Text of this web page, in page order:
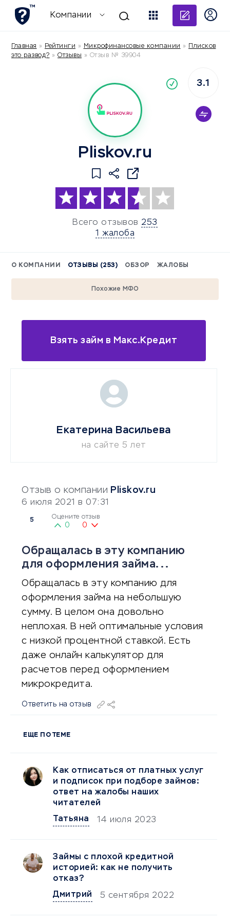
Компании
Главная » Рейтинги » Микрофинансовые компании »
Плисков
это развод? » Отзывы » Отзыв № 39904
Pliskov.ru
Всего отзывов 253
1 жалоба
3.1
О КОМПАНИИ ОТЗЫВЫ (253) ОБЗОР ЖАЛОБЫ
Похожие МФО
Взять займ в Макс.Кредит
Отзыв о компании Pliskov.ru
6 июля 2021 в 07:31
5 Оцените отзыв
0 0
Обращалась в эту компанию
для оформления займа...
Обращалась в эту компанию для
оформления займа на небольшую
сумму. В целом она довольно
неплохая. В ней оптимальные условия
с низкой процентной ставкой. Есть
даже онлайн калькулятор для
расчетов перед оформлением
микрокредита.
Ответить на отзыв
ЕЩЕ ПО ТЕМЕ
Как отписаться от платных услуг
и подписок при подборе займов:
ответ на жалобы наших
читателей
Татьяна
14 июля 2023
Займы с плохой кредитной
историей: как не получить
отказ?
Дмитрий
5 сентября 2022
Екатерина Васильева
на сайте 5 лет